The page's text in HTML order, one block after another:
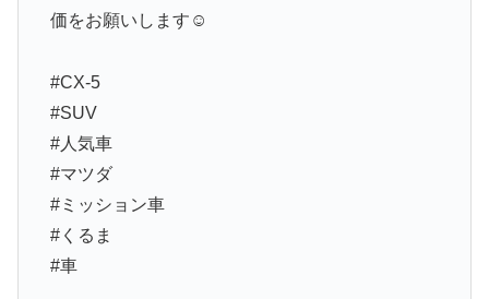
価をお願いします☺️
#CX-5
#SUV
#人気車
#マツダ
#ミッション車
#くるま
#車